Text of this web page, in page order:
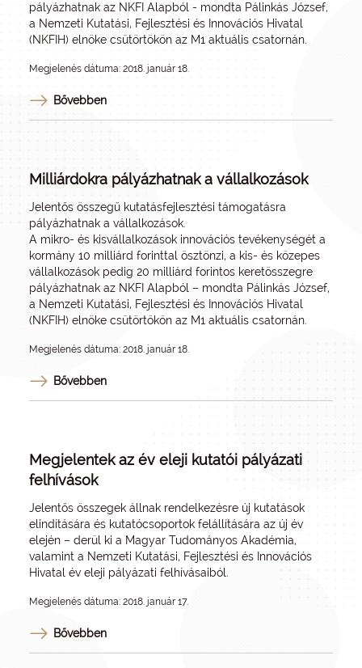
pályázhatnak az NKFI Alapból - mondta Pálinkás József,
a Nemzeti Kutatási, Fejlesztési és Innovációs Hivatal
(NKFIH) elnöke csütörtökön az M1 aktuális csatornán.
Megjelenés dátuma: 2018. január 18.
Bővebben
Milliárdokra pályázhatnak a vállalkozások
Jelentős összegű kutatásfejlesztési támogatásra
pályázhatnak a vállalkozások.
A mikro- és kisvállalkozások innovációs tevékenységét a
kormány 10 milliárd forinttal ösztönzi, a kis- és közepes
vállalkozások pedig 20 milliárd forintos keretösszegre
pályázhatnak az NKFI Alapból – mondta Pálinkás József,
a Nemzeti Kutatási, Fejlesztési és Innovációs Hivatal
(NKFIH) elnöke csütörtökön az M1 aktuális csatornán.
Megjelenés dátuma: 2018. január 18.
Bővebben
Megjelentek az év eleji kutatói pályázati
felhívások
Jelentős összegek állnak rendelkezésre új kutatások
elindítására és kutatócsoportok felállítására az új év
elején – derül ki a Magyar Tudományos Akadémia,
valamint a Nemzeti Kutatási, Fejlesztési és Innovációs
Hivatal év eleji pályázati felhívásaiból.
Megjelenés dátuma: 2018. január 17.
Bővebben